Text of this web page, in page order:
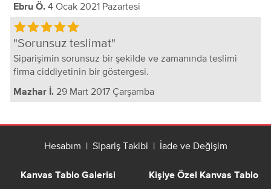
Ebru Ö. 4 Ocak 2021 Pazartesi
Sorunsuz teslimat
Siparişimin sorunsuz bir şekilde ve zamanında teslimi
firma ciddiyetinin bir göstergesi.
Mazhar İ. 29 Mart 2017 Çarşamba
Hesabım | Sipariş Takibi | İade ve Değişim
Kanvas Tablo Galerisi Kişiye Özel Kanvas Tablo